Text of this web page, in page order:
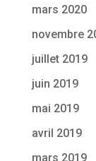
mars 2020
novembre
juillet 2019
juin 2019
mai 2019
avril 2019
mars 2019